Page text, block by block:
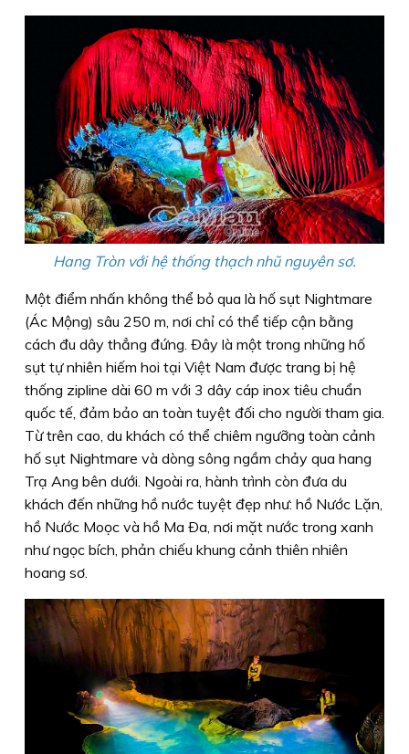
Hang Tròn với hệ thống thạch nhũ nguyên sơ.
Một điểm nhấn không thể bỏ qua là hố sụt Nightmare
(Ác Mộng) sâu 250 m, nơi chỉ có thể tiếp cận bằng
cách đu dây thẳng đứng. Ðây là một trong những hố
sụt tự nhiên hiếm hoi tại Việt Nam được trang bị hệ
thống zipline dài 60 m với 3 dây cáp inox tiêu chuẩn
quốc tế, đảm bảo an toàn tuyệt đối cho người tham gia.
Từ trên cao, du khách có thể chiêm ngưỡng toàn cảnh
hố sụt Nightmare và dòng sông ngầm chảy qua hang
Trạ Ang bên dưới. Ngoài ra, hành trình còn đưa du
khách đến những hồ nước tuyệt đẹp như: hồ Nước Lặn,
hồ Nước Moọc và hồ Ma Ða, nơi mặt nước trong xanh
như ngọc bích, phản chiếu khung cảnh thiên nhiên
hoang sơ.